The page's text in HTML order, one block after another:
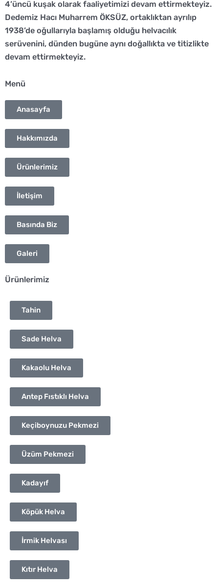
b
o
o
k
a
g
a
m
s
a
4’üncü kuşak olarak faaliyetimizi devam ettirmekteyiz.
Dedemiz Hacı Muharrem ÖKSÜZ, ortaklıktan ayrılıp
1938’de oğullarıyla başlamış olduğu helvacılık
serüvenini, dünden bugüne aynı doğallıkta ve titizlikte
devam ettirmekteyiz.
Menü
Anasayfa
Hakkımızda
Ürünlerimiz
İletişim
Basında Biz
Galeri
Ürünlerimiz
Tahin
Sade Helva
Kakaolu Helva
Antep Fıstıklı Helva
Keçiboynuzu Pekmezi
Üzüm Pekmezi
Kadayıf
Köpük Helva
İrmik Helvası
Kıtır Helva